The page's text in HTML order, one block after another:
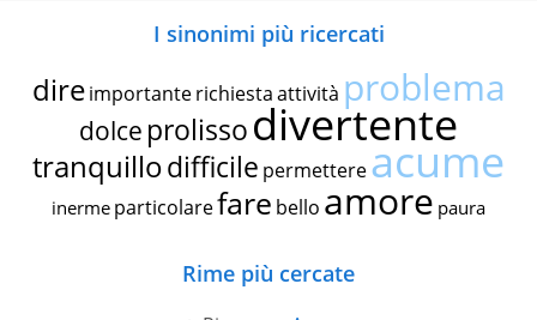
I sinonimi più ricercati
dire importante richiestaattività problema
dolce prolissodivertente
tranquillodifficile permettereacume
inerme particolarefare bello amore paura
Rime più cercate